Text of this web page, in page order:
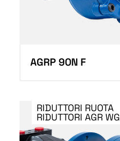
AGRP 90N F
RIDUTTORI RUOTA
RIDUTTORI AGR WG